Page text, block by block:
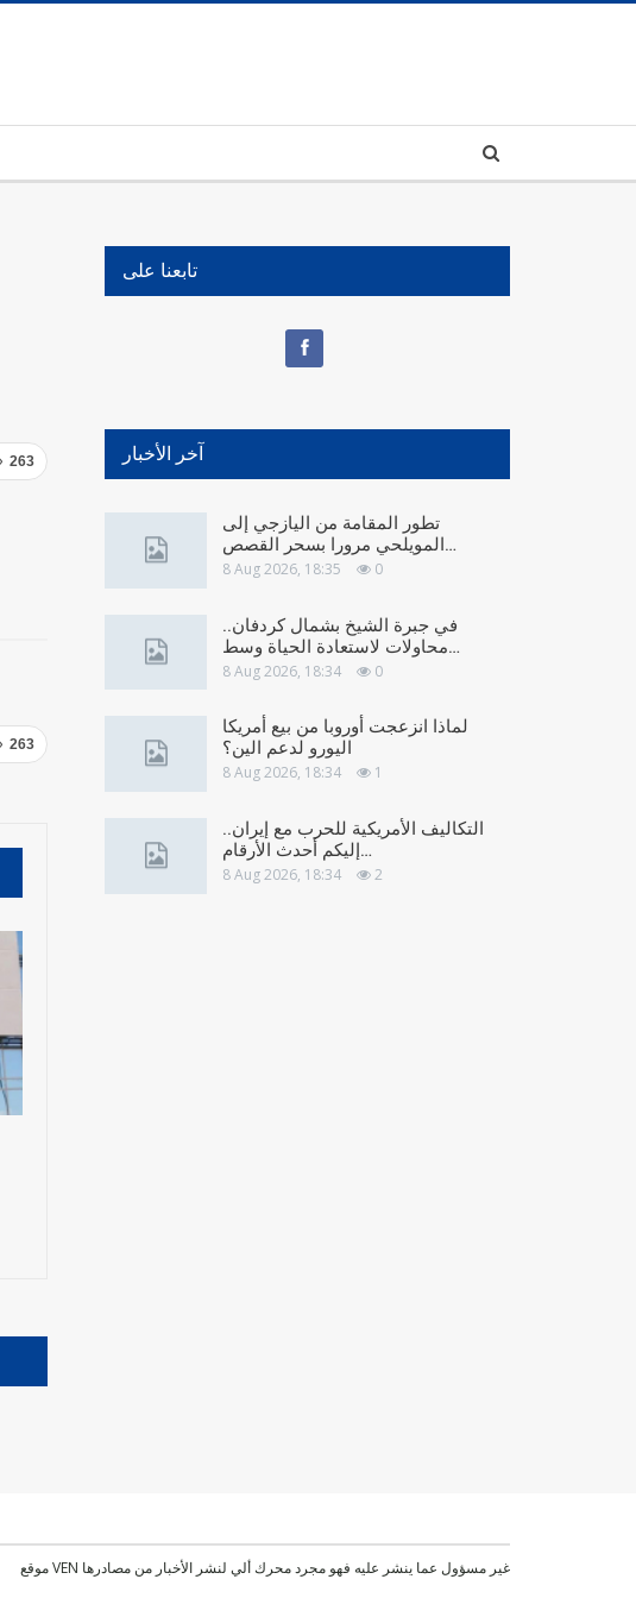
263
263
تابعنا على
آخر الأخبار
تطور المقامة من اليازجي إلى
المويلحي مرورا بسحر القصص…
8 Aug 2026, 18:35 0
في جبرة الشيخ بشمال كردفان..
محاولات لاستعادة الحياة وسط…
8 Aug 2026, 18:34 0
لماذا انزعجت أوروبا من بيع أمريكا
اليورو لدعم الين؟
8 Aug 2026, 18:34 1
التكاليف الأمريكية للحرب مع إيران..
إليكم أحدث الأرقام…
8 Aug 2026, 18:34 2
موقع VEN غير مسؤول عما ينشر عليه فهو مجرد محرك ألي لنشر الأخبار من مصادرها